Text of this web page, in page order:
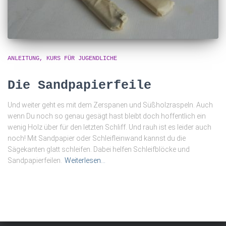
ANLEITUNG KURS FÜR JUGENDLICHE
Die Sandpapierfeile
Und weiter geht es mit dem Zerspanen und Süßholzraspeln. Auch
wenn Du noch so genau gesägt hast bleibt doch hoffentlich ein
wenig Holz über für den letzten Schliff. Und rauh ist es leider auch
noch! Mit Sandpapier oder Schleifleinwand kannst du die
Sägekanten glatt schleifen. Dabei helfen Schleifblöcke und
Sandpapierfeilen. Weiterlesen…